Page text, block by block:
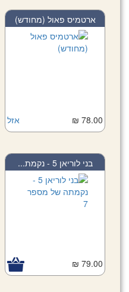
ארטמיס פאול (מחודש)
אזל 78.00 ₪
בני לוריאן 5 - נקמת...
79.00 ₪